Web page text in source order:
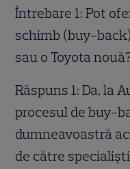
Întrebare 1: Pot
schimb (buy-
sau o Toyota
Răspuns 1: Da, la
procesul de buy-
dumneavoastră
de către